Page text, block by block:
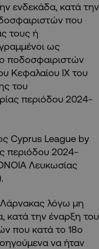
ενδεκάδα, κατά την
που
τους ή
ως
ποδοσφαιριστών
Κεφαλαίου ΙΧ του
του
περιόδου 2024-
Cyprus League by
περιόδου 2024-
Λευκωσίας
λόγω μη
κατά την έναρξη του
που κατά το 18ο
να ήταν